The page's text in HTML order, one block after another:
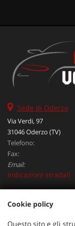
Sede di Oderzo
Via Verdi, 97
31046 Oderzo (TV)
Telefono:
Fax:
Email:
Indicazioni stradali
Dati fiscali:
Automobili
Cookie policy
Questo sito e gli